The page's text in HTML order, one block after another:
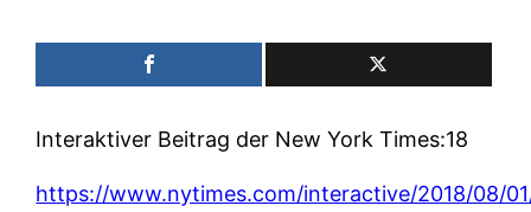
Interaktiver Beitrag der New York Times:18
https://www.nytimes.com/interactive/2018/08/